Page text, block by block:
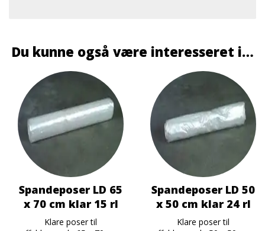
klar
rl
Du kunne også være interesseret i…
Spandeposer LD 65
x 70 cm klar 15 rl
Klare poser til
Spandeposer LD 50
x 50 cm klar 24 rl
Klare poser til